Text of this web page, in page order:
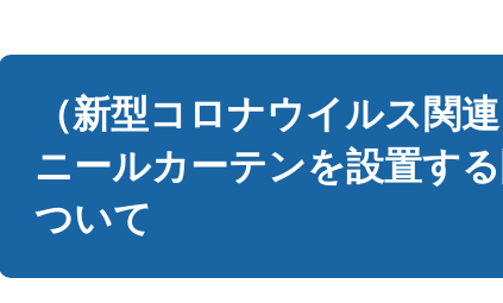
（新型コロナウイルス関
ニールカーテンを設置す
ついて